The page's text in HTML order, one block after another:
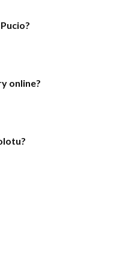
online?